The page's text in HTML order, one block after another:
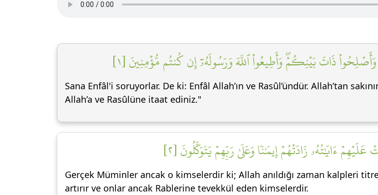
ذَاتَ بَيۡنِكُمۡۖ وَأَطِيعُواْ ٱللَّهَ وَرَسُولَهُۥٓ إِن كُنتُم مُّؤۡمِنِينَ [١]
Sana Enfâl'i soruyorlar. De ki: Enfâl Allah’ın ve Rasûl’ündür. Allah’tan
Allah’a ve Rasûlüne itaat ediniz."
ءَايَٰتُهُۥ زَادَتۡهُمۡ إِيمَٰنٗا وَعَلَىٰ رَبِّهِمۡ يَتَوَكَّلُونَ [٢]
Gerçek Müminler ancak o kimselerdir ki; Allah anıldığı zaman kalpleri
artırır ve onlar ancak Rablerine tevekkül eden kimselerdir.